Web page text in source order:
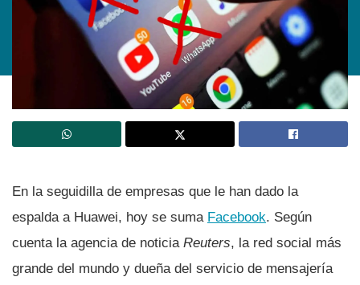
En la seguidilla de empresas que le han dado la
espalda a Huawei, hoy se suma Facebook. Según
cuenta la agencia de noticia Reuters, la red social más
grande del mundo y dueña del servicio de mensajerí­a